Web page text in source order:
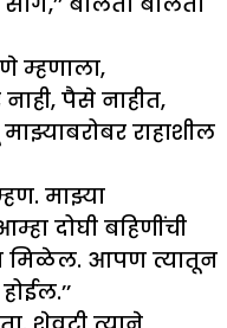
म्हणाला,
पैसे नाहीत,
राहाशील
माझ्या
दोघी बहिणींची
मिळेल. आपण त्यातून